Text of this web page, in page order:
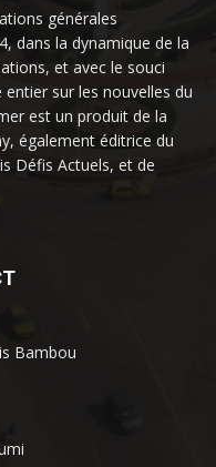
générales
dans la dynamique de la
et avec le souci
sur les nouvelles du
est un produit de la
également éditrice du
Défis Actuels, et de
Bambou